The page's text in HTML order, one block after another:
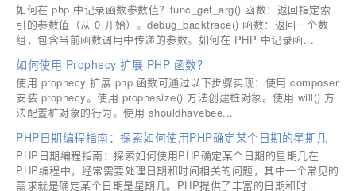
如何在 php 中记录函数参数值？func_get_arg() 函数：返回指定索
引的参数值（从 0 开始）。debug_backtrace() 函数：返回一个数
组，包含当前函数调用中传递的参数。如何在 PHP 中记录函...
如何使用 Prophecy 扩展 PHP 函数？
使用 prophecy 扩展 php 函数可通过以下步骤实现：使用 composer
安装 prophecy。使用 prophesize() 方法创建桩对象。使用 will() 方
法配置桩对象的行为。使用 shouldhavebee...
PHP日期编程指南：探索如何使用PHP确定某个日期的星期几
PHP日期编程指南：探索如何使用PHP确定某个日期的星期几在
PHP编程中，经常需要处理日期和时间相关的问题，其中一个常见的
需求就是确定某个日期是星期几。PHP提供了丰富的日期和时...